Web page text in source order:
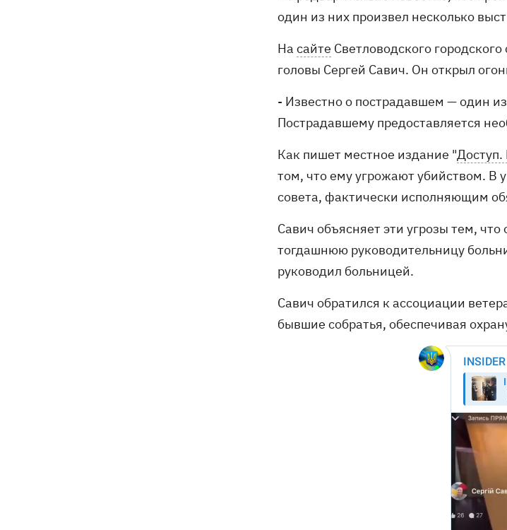
один из них произвел несколько
На сайте Светловодского
головы Сергей Савич. Он открыл
- Известно о пострадавшем — один
Пострадавшему предоставляется
Как пишет местное издание "
том, что ему угрожают убийством. В
совета, фактически исполняющим
Савич объясняет эти угрозы тем,
тогдашнюю руководительницу
руководил больницей.
Савич обратился к ассоциации
бывшие собратья, обеспечивая